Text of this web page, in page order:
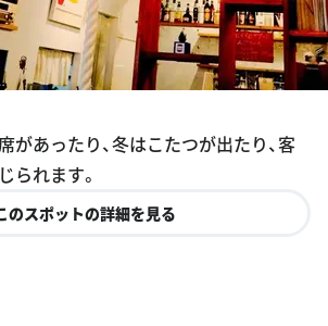
あったり、冬はこたつが出たり、客
られます。
のスポットの詳細を見る
北野紅梅町７６